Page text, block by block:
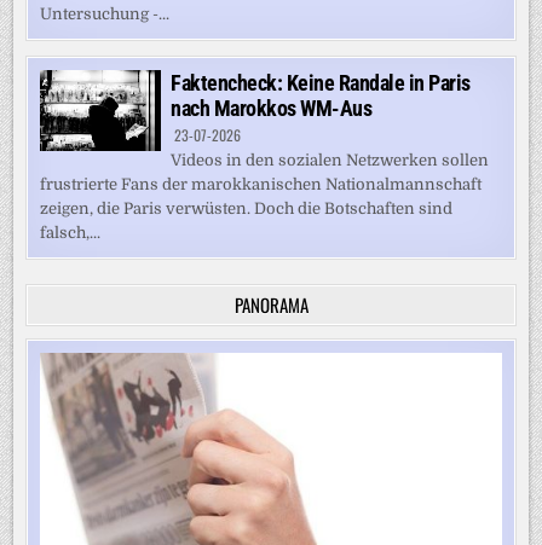
Untersuchung -...
Faktencheck: Keine Randale in Paris
nach Marokkos WM-Aus
23-07-2026
Videos in den sozialen Netzwerken sollen
frustrierte Fans der marokkanischen Nationalmannschaft
zeigen, die Paris verwüsten. Doch die Botschaften sind
falsch,...
PANORAMA